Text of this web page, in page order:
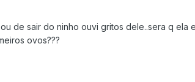
de sair do ninho ouvi gritos dele..sera q ela
ovos???